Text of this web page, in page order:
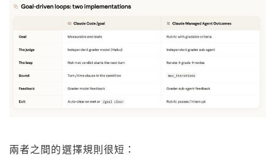
兩者之間的選擇規則很短：